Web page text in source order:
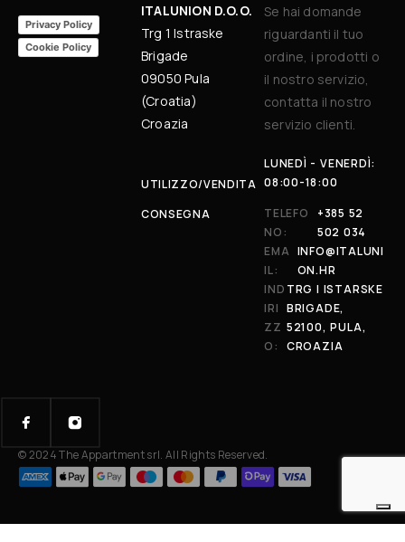
Privacy Policy
Cookie Policy
ITALUNION D.O.O.
Trg 1 Istraske
Brigade
09050 Pula
(Croatia)
Croazia
UTILIZZO/VENDITA
CONSEGNA
Se hai domande
riguardanti il tuo
ordine, i prodotti o
il nostro servizio,
contatta il nostro
servizio clienti.
LUNEDÌ - VENERDÌ:
08:00-18:00
TELEFO
NO:
+385 52
502 034
EMA
IL:
INFO@ITALUNI
ON.HR
IND
IRI
ZZ
O:
TRG I ISTARSKE
BRIGADE,
52100, PULA,
CROAZIA
© 2024 The Appartment srl. All Rights Reserved.